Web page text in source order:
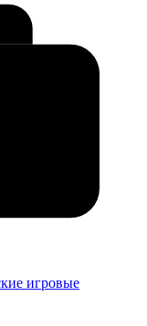
игровые